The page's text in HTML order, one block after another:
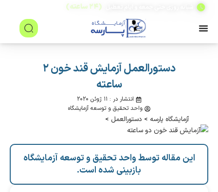
(۲۴ ساعته)
دستورالعمل آزمایش قند خون ۲
ساعته
انتشار در : ۱۱ ژوئن ۲۰۲۰
واحد تحقیق و توسعه آزمایشگاه
آزمایشگاه پارسه > دستورالعمل >
این مقاله توسط واحد تحقیق و توسعه آزمایشگاه
بازبینی شده است.